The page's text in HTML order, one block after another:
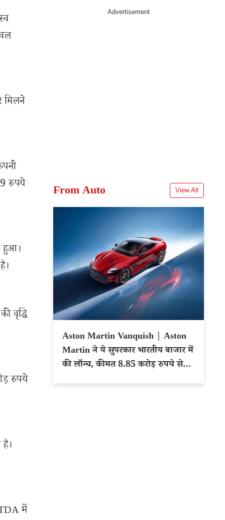
मिलने
रुपये
हुआ।
वृद्धि
रुपये
में
From Auto View All
Aston Martin Vanquish | Aston
Martin ने ये सुपरकार भारतीय बाजार में
की लॉन्च, कीमत 8.85 करोड़ रुपये से